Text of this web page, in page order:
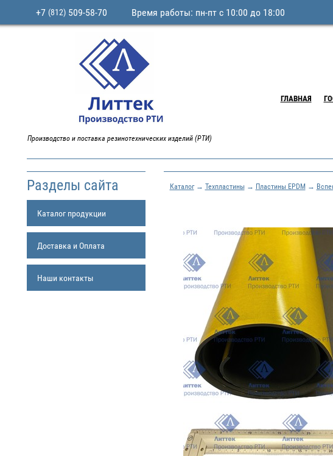
+7 (812)509-58-70 Время работы: пн-пт с 10:00 до 18:00
Производство и поставка резинотехнических изделий (РТИ)
ГЛАВНАЯ
Разделы сайта
Каталог продукции
Доставка и Оплата
Наши контакты
Каталог→ Техпластины→ Пластины EPDM→